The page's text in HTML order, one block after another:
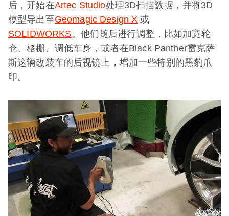
后，开始在Artec Studio处理3D扫描数据，并将3D
模型导出至Geomagic Design X 或
SOLIDWORKS。他们随后进行调整，比如加宽轮
仓、格栅、调低车身，或者在Black Panther雷克萨
斯这辆改装车的后视镜上，增加一些特别的黑豹爪
印。